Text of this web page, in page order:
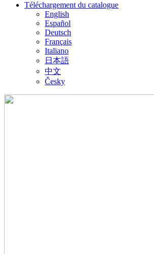
Téléchargement du catalogue
English
Español
Deutsch
Français
Italiano
日本語
中文
Česky